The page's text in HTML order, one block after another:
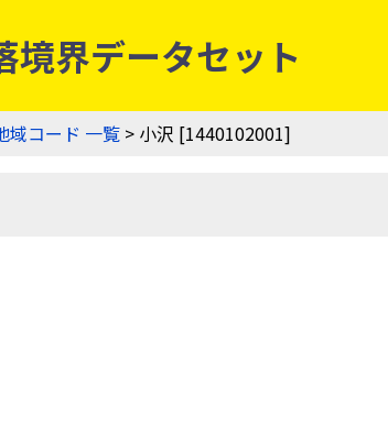
界データセット
域コード 一覧 > 小沢 [1440102001]